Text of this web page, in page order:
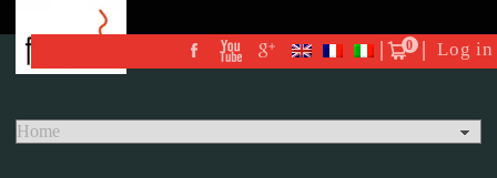
0 Log in